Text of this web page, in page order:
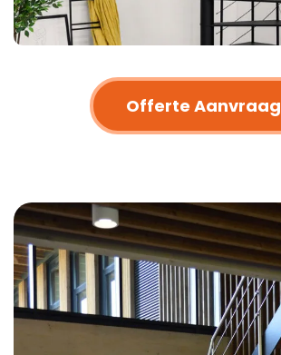
Offerte Aanvraag